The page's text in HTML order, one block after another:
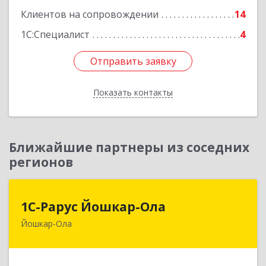
Клиентов на сопровождении
14
1С:Специалист
4
Отправить заявку
Показать контакты
Подробнее
Отправить заявку
Назад
Ближайшие партнеры из соседних
регионов
1С-Рарус Йошкар-Ола
Йошкар-Ола
424004, Марий Эл Респ, Йошкар-Ола г, Волкова